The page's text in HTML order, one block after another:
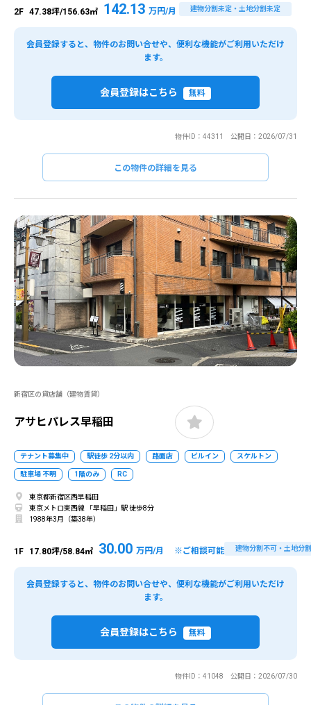
2F 47.38坪/156.63㎡ 142.13 万円/月 建物分割未定・土地分割未定
会員登録すると、物件のお問い合せや、便利な機能がご利用いただけ
ます。
会員登録はこちら 無料
物件ID：44311 公開日：2026/07/31
この物件の詳細を見る
新宿区の貸店舗（建物賃貸）
アサヒパレス早稲田
テナント募集中 駅徒歩 2分以内 路面店 ビルイン スケルトン
駐車場 不明 1階のみ RC
東京都新宿区西早稲田
東京メトロ東西線 「早稲田」駅 徒歩8分
1988年3月（築38年）
1F 17.80坪/58.84㎡ 30.00 万円/月 ※ご相談可能 建物分割不可・土地分
会員登録すると、物件のお問い合せや、便利な機能がご利用いただけ
ます。
会員登録はこちら 無料
物件ID：41048 公開日：2026/07/30